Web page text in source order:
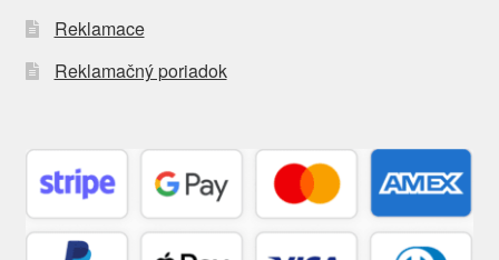
Reklamace
Reklamačný poriadok